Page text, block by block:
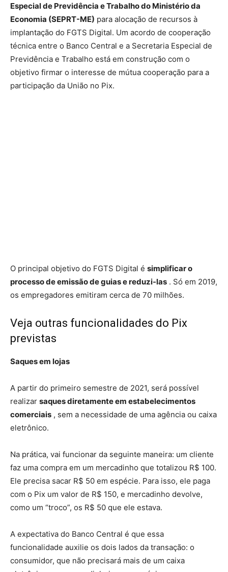
Especial de Previdência e Trabalho do Ministério da
Economia (SEPRT-ME) para alocação de recursos à
implantação do FGTS Digital. Um acordo de cooperação
técnica entre o Banco Central e a Secretaria Especial de
Previdência e Trabalho está em construção com o
objetivo firmar o interesse de mútua cooperação para a
participação da União no Pix.
O principal objetivo do FGTS Digital é simplificar o
processo de emissão de guias e reduzi-las . Só em 2019,
os empregadores emitiram cerca de 70 milhões.
Veja outras funcionalidades do Pix
previstas
Saques em lojas
A partir do primeiro semestre de 2021, será possível
realizar saques diretamente em estabelecimentos
comerciais , sem a necessidade de uma agência ou caixa
eletrônico.
Na prática, vai funcionar da seguinte maneira: um cliente
faz uma compra em um mercadinho que totalizou R$ 100.
Ele precisa sacar R$ 50 em espécie. Para isso, ele paga
com o Pix um valor de R$ 150, e mercadinho devolve,
como um “troco”, os R$ 50 que ele estava.
A expectativa do Banco Central é que essa
funcionalidade auxilie os dois lados da transação: o
consumidor, que não precisará mais de um caixa